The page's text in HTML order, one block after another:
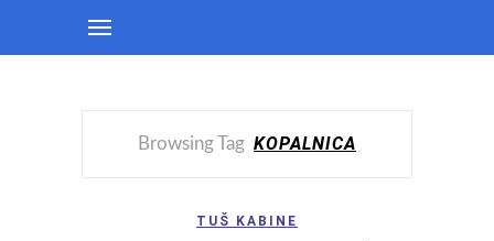
Browsing Tag KOPALNICA
TUŠ KABINE